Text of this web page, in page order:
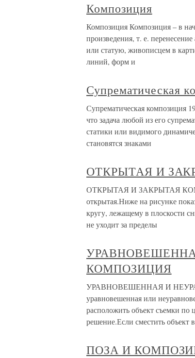
Композиция
Композиция Композиция – в
произведения, т. е.
или статую, живописцем в
линий, форм и
Супрематическая
Супрематическая композиция
что задача любой из его
статики или видимого
становятся знаками
ОТКРЫТАЯ И
ОТКРЫТАЯ И ЗАКРЫТАЯ
открытая.Ниже на рисунке
кругу, лежащему в плоскости
не уходит за пределы
КОМПОЗИЦИЯ
УРАВНОВЕШЕННАЯ И
уравновешенная или
расположить объект съемки по
решение.Если сместить объект
ПОЗА И